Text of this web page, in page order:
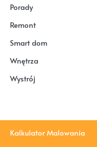
Porady
Remont
Smart dom
Wnętrza
Wystrój
Kalkulator Malowania